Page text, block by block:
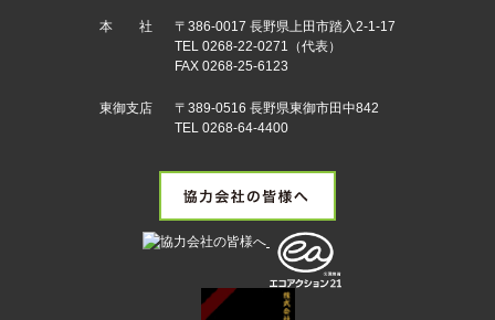
本 社
〒386-0017 長野県上田市踏入2-1-17
TEL 0268-22-0271（代表）
FAX 0268-25-6123
東御支店
〒389-0516 長野県東御市田中842
TEL 0268-64-4400